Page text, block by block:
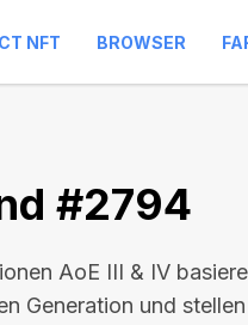
CT NFT BROWSER
#2794
AoE III & IV
Generation und